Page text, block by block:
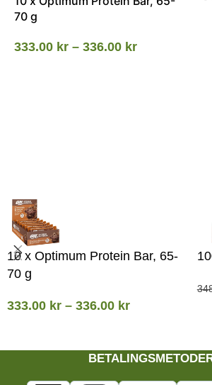
70 g
333.00 kr – 336.00 kr
10 x Optimum Protein Bar, 65-
70 g
333.00 kr – 336.00 kr